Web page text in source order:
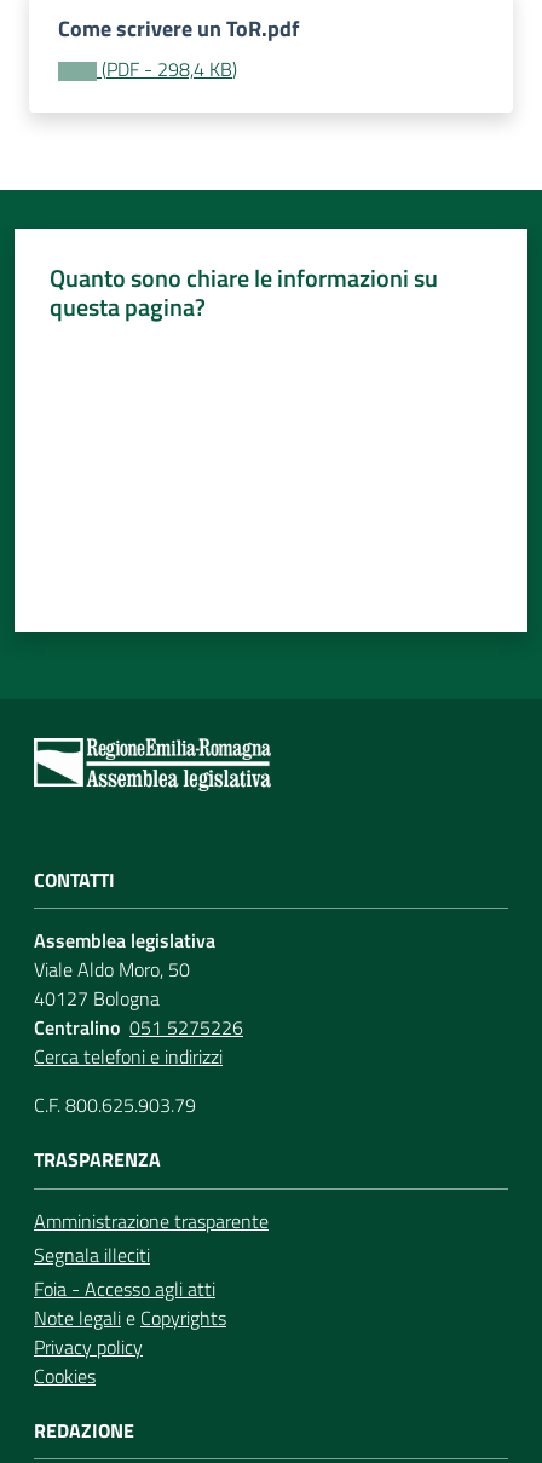
cittadini
Come scrivere un ToR.pdf
(PDF - 298,4 KB)
Quanto sono chiare le informazioni su
questa pagina?
CONTATTI
Assemblea legislativa
Viale Aldo Moro, 50
40127 Bologna
Centralino 051 5275226
Cerca telefoni e indirizzi
C.F. 800.625.903.79
TRASPARENZA
Amministrazione trasparente
Segnala illeciti
Foia - Accesso agli atti
Note legalie Copyrights
Privacy policy
Cookies
REDAZIONE